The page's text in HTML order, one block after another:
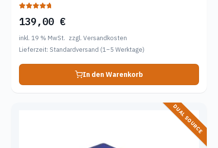
5.00von 5
139,00 €
inkl. 19 % MwSt. zzgl. Versandkosten
Lieferzeit: Standardversand (1–5 Werktage)
In den Warenkorb
DUAL SOURCE